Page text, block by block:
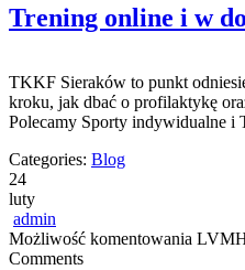
Trening online i w
TKKF Sieraków to punkt
kroku, jak dbać o profilaktykę
Polecamy Sporty indywidualne
Categories: Blog
24
luty
admin
Możliwość komentowania
Comments